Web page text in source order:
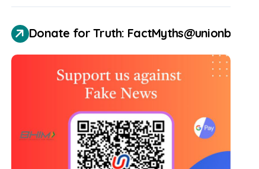
Donate for Truth: FactMyths@unionbank